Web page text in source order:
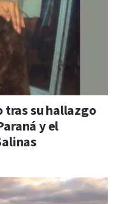
tras su hallazgo
y el